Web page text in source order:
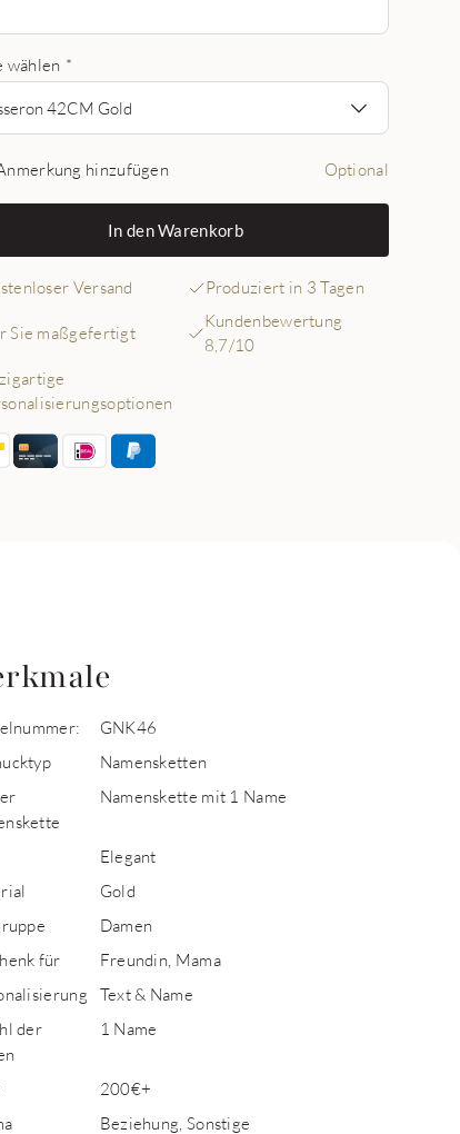
wählen *
42CM Gold
hinzufügen Optional
In den Warenkorb
Versand Produziert in 3 Tagen
Sie maßgefertigt
Kundenbewertung
8,7/10
GNK46
Namensketten
Namenskette mit 1 Name
Elegant
Gold
Damen
für
Freundin, Mama
Text & Name
der
1 Name
200€+
Beziehung, Sonstige